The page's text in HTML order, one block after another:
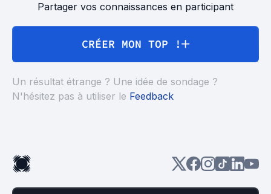
Partager vos connaissances en participant
CRÉER MON TOP !
Un résultat étrange ? Une idée de sondage ?
N'hésitez pas à utiliser le Feedback